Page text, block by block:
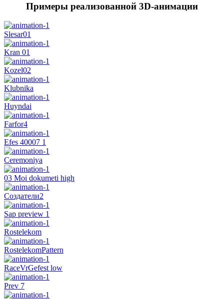
Примеры реализованной 3D-анимации
Slesar01
Kran 01
Kozel02
Klubnika
Huyndai
Farfor4
Efes 40007 1
Ceremoniya
03 Moi dokumeti high
Создатели2
Sap preview 1
Rostelekom
RostelekomPattern
RaceVrGefest low
Prev 7